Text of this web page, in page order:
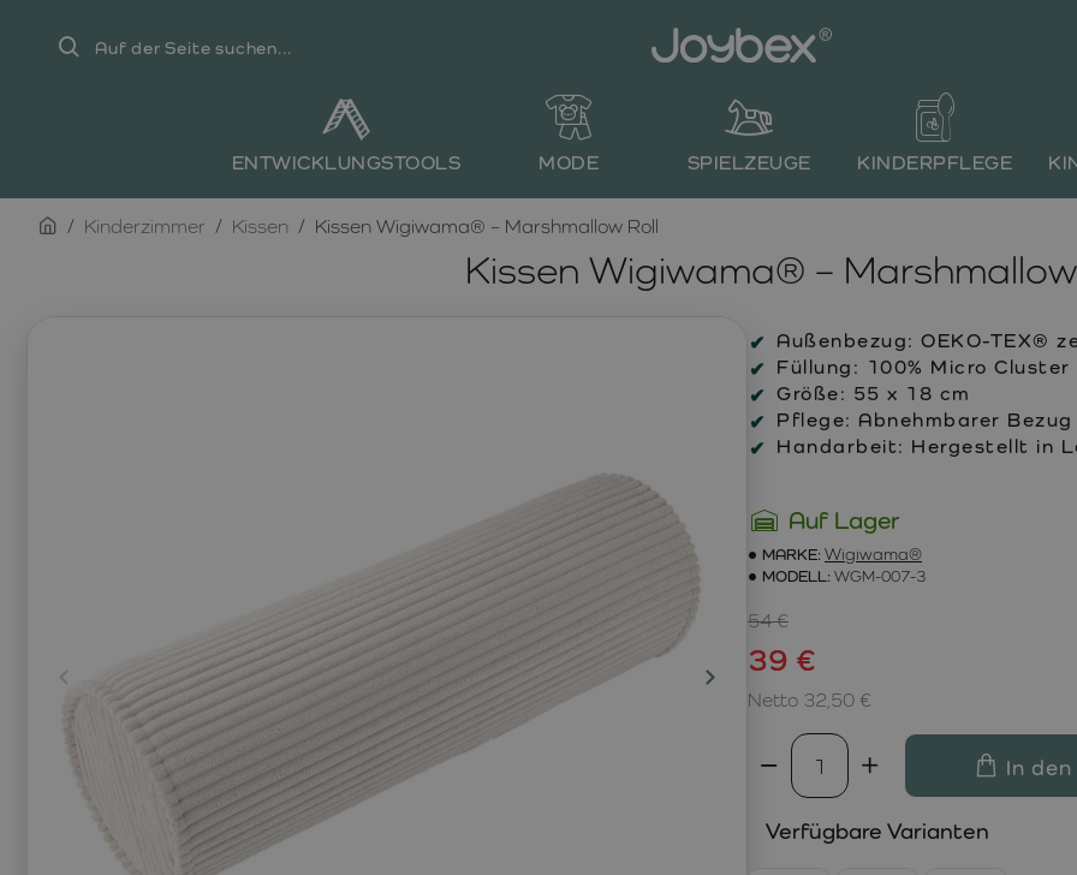
Auf
ENTWICKLUNGSTOOLS MODE SPIELZEUGE KINDERPFLEGE
Kissen Wigiwama® –
homeKinderzimmer Kissen Kissen Wigiwama® – Marshmallow Roll
Außenbezug: OEKO-TEX®
Füllung: 100% Micro
Größe: 55 x 18 cm
Pflege: Abnehmbarer
Handarbeit: Hergestellt in
Auf Lager
MARKE: Wigiwama®
MODELL: WGM-007-3
39 €
54 €
Netto 32,50 €
In
Verfügbare Varianten